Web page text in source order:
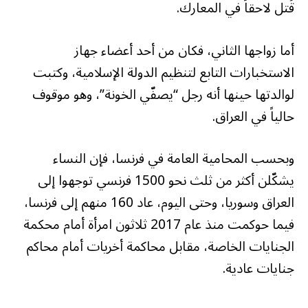
قُتل لاحقاً في المعارك.
أما زواجها الثاني، فكان من أحد أعضاء جهاز
الاستخبارات التابع لتنظيم الدولة الإسلامية، وكتبت
لوالدتها حينها أنه رجل “يصفّي الخونة”، وهو موقوف
حالياً في العراق.
وبحسب المحامية العامة في فرنسا، فإن النساء
يشكّلن أكثر من ثلث نحو 1500 فرنسي توجهوا إلى
العراق وسوريا، وحتى اليوم، عاد 160 منهم إلى فرنسا،
فيما حوكمت منذ عام 2017 ثلاثون امرأة أمام محكمة
الجنايات الخاصة، مقابل محاكمة أخريات أمام محاكم
جنايات عادية.